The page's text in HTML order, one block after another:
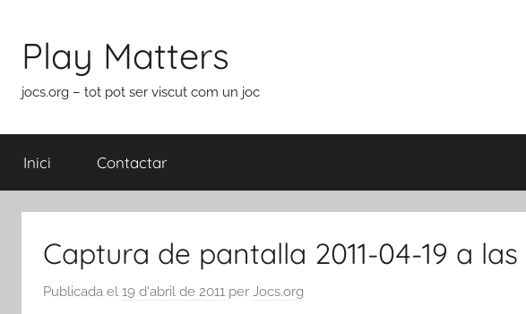
contingut
Play Matters
jocs.org – tot pot ser viscut com un joc
Inici Contactar
Captura de pantalla 2011-04-19 a las
Publicada el 19 d'abril de 2011 per Jocs.org